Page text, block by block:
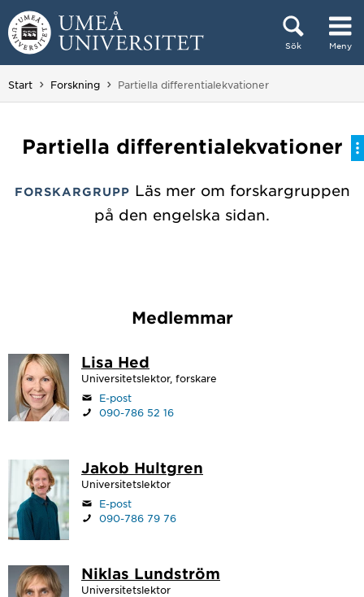
Hoppa direkt till innehållet
Sök Meny
Huvudmenyn dold.
Start Forskning Du är här:
Partiella differentialekvationer
Partiella differentialekvationer
FORSKARGRUPP Läs mer om forskargruppen
på den engelska sidan.
Medlemmar
Lisa Hed
Universitetslektor, forskare
E-post
090-786 52 16
Jakob Hultgren
Universitetslektor
E-post
090-786 79 76
Niklas Lundström
Universitetslektor